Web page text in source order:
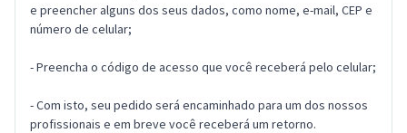
e preencher alguns dos seus dados, como nome, e-mail, CEP e
número de celular;
- Preencha o código de acesso que você receberá pelo celular;
- Com isto, seu pedido será encaminhado para um dos nossos
profissionais e em breve você receberá um retorno.